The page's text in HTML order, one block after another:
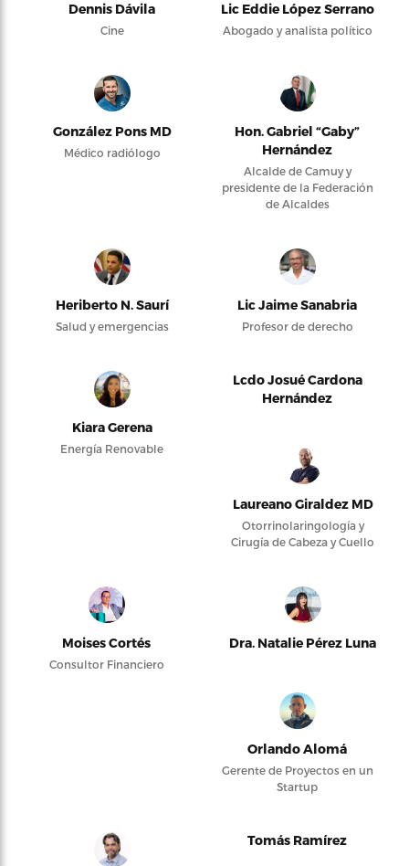
Dennis Dávila
Cine
Lic Eddie López Serrano
Abogado y analista político
González Pons MD
Médico radiólogo
Hon. Gabriel “Gaby”
Hernández
Alcalde de Camuy y
presidente de la Federación
de Alcaldes
Heriberto N. Saurí
Salud y emergencias
Lic Jaime Sanabria
Profesor de derecho
Kiara Gerena
Energía Renovable
Lcdo Josué Cardona
Hernández
Laureano Giraldez MD
Otorrinolaringología y
Cirugía de Cabeza y Cuello
Moises Cortés
Consultor Financiero
Dra. Natalie Pérez Luna
Orlando Alomá
Gerente de Proyectos en un
Startup
Tomás Ramírez